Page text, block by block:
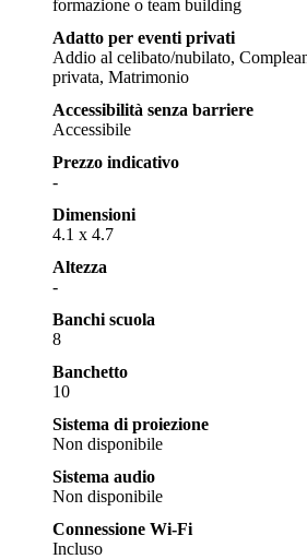
formazione o team building
Adatto per eventi privati
Addio al celibato/nubilato,
privata, Matrimonio
Accessibilità senza barriere
Accessibile
Prezzo indicativo
-
Dimensioni
4.1 x 4.7
Altezza
-
Banchi scuola
8
Banchetto
10
Sistema di proiezione
Non disponibile
Sistema audio
Non disponibile
Connessione Wi-Fi
Incluso